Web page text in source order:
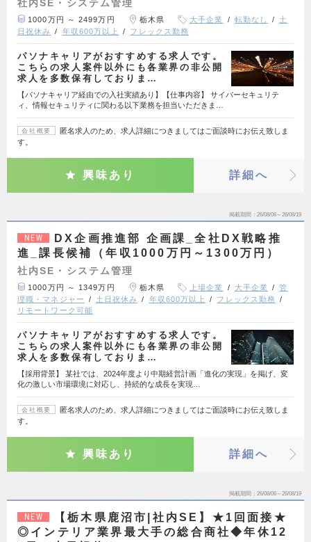
社内SE・システム管理
1000万円 ～ 2499万円 栃木県 大手企業 転勤なし
土
日祝休み
年収600万以上 フレックス勤務
パソナキャリアがおすすめする求人です。
こちらの求人案件以外にも各業界の非公開
求人を多数保有しておりま…
【パソナキャリア経由での入社実績あり】【仕事内容】 サイバーセキュリテ
ィ、情報セキュリティに関わる以下業務を担当いただきま…
会社概要
匿名求人のため、求人詳細につきましてはご面談時にお伝え致しま
す。
興味あり 詳細へ
掲載期間 26/08/06～26/08/19
NEW
DX企画推進部 企画課_全社DX戦略推
進_課長候補（年収1000万円～1300万円）
社内SE・システム管理
1000万円 ～ 1349万円 栃木県 上場企業 大手企業
管
理職・マネジャー
土日祝休み 年収600万以上
フレックス勤務
リモートワーク可能
パソナキャリアがおすすめする求人です。
こちらの求人案件以外にも各業界の非公開
求人を多数保有しておりま…
【採用背景】 某社では、2024年度より中期経営計画「進化の実現」を掲げ、変
化の激しい市場環境に対応し、持続的な成長を実現…
会社概要
匿名求人のため、求人詳細につきましてはご面談時にお伝え致しま
す。
興味あり 詳細へ
掲載期間 26/08/06～26/08/19
NEW
【栃木県鹿沼市|社内SE】★1回面接★
◎インテリア業界最大手の総合商社◆年休12